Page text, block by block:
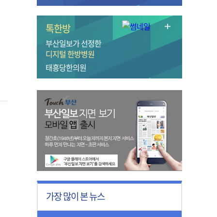
톡한방
부산일보가 선정한
디지털 한방병원
태흥당한의원
가장 많이 본 뉴스